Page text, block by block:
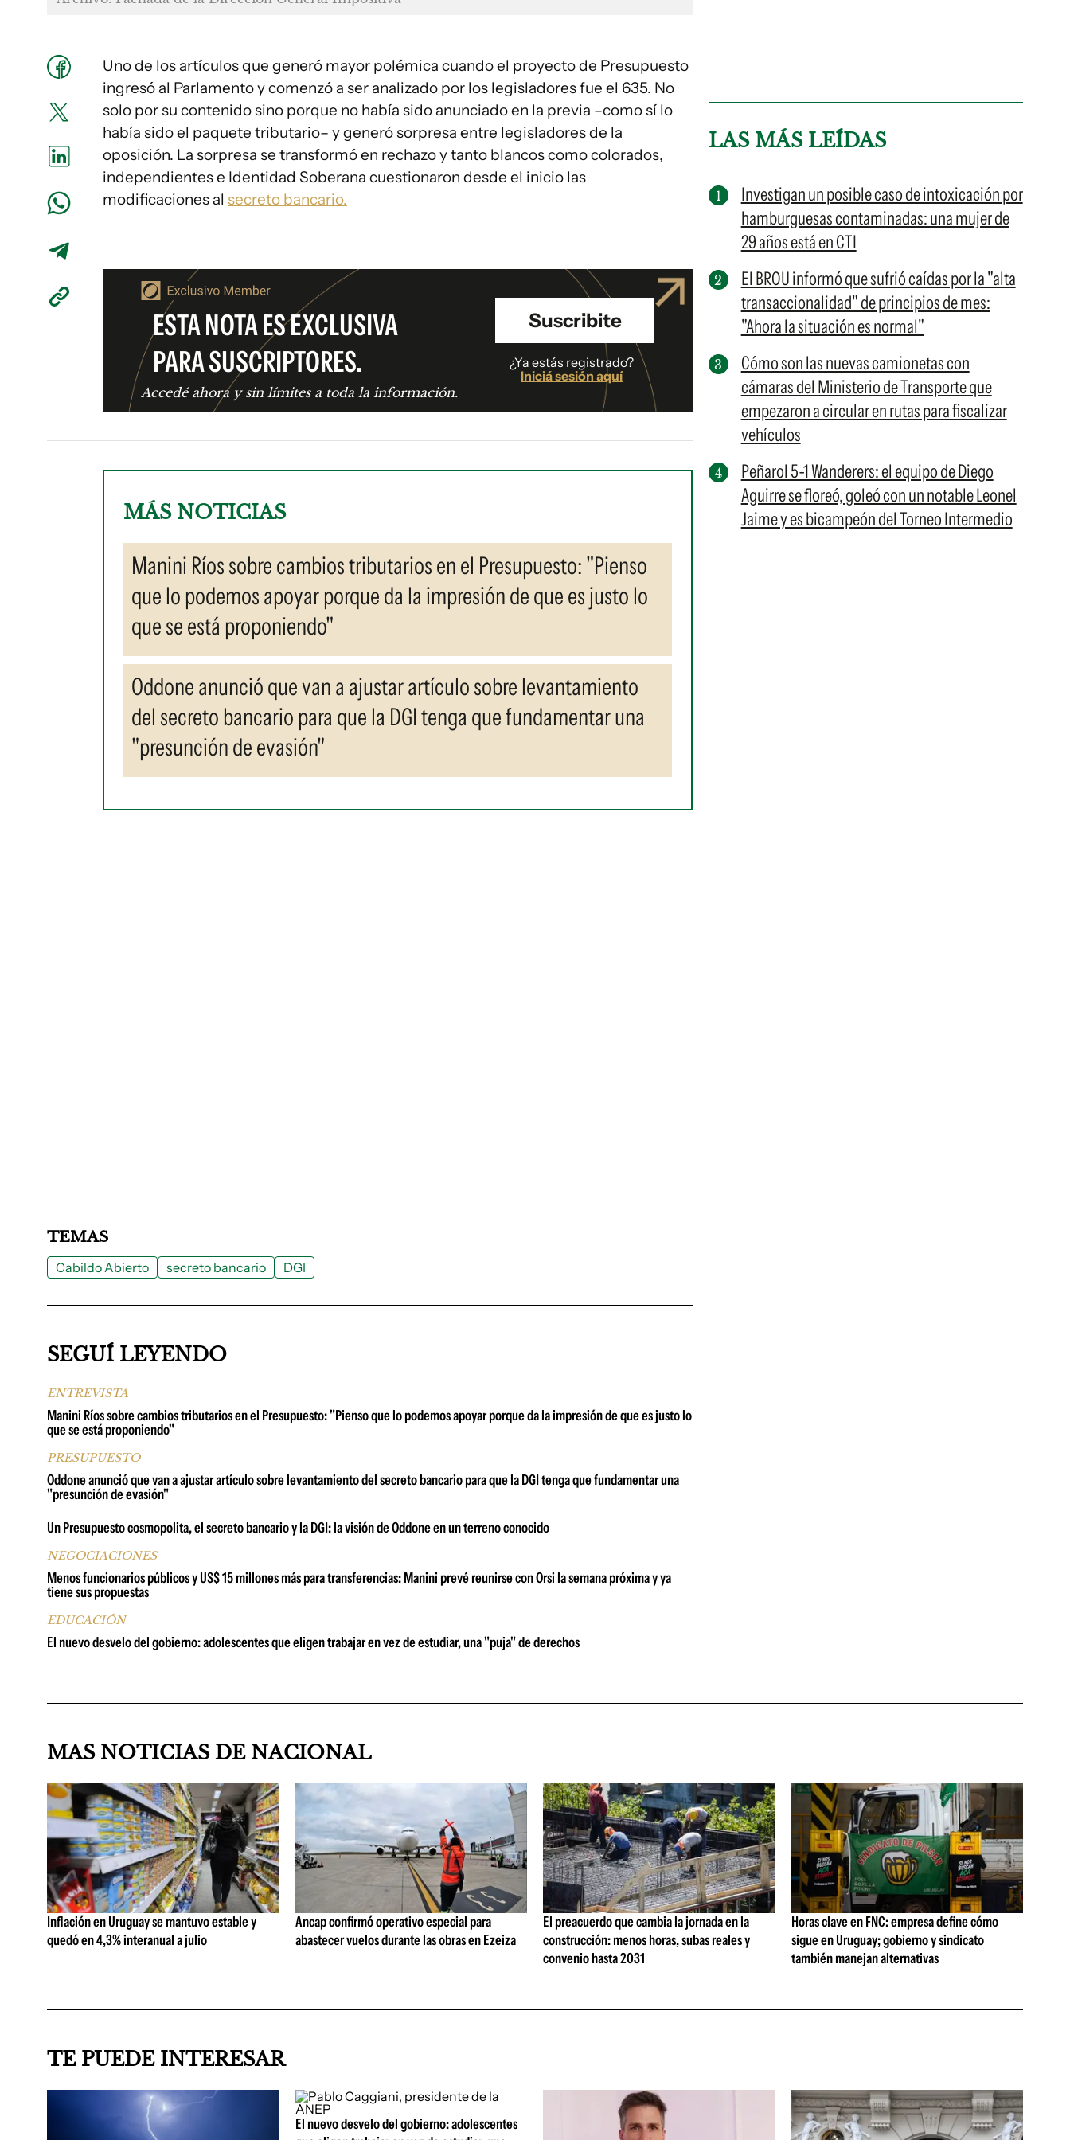
Uno de los artículos que generó mayor polémica cuando el proyecto de Presupuesto
ingresó al Parlamento y comenzó a ser analizado por los legisladores fue el 635. No
solo por su contenido sino porque no había sido anunciado en la previa –como sí lo
había sido el paquete tributario– y generó sorpresa entre legisladores de la
oposición. La sorpresa se transformó en rechazo y tanto blancos como colorados,
independientes e Identidad Soberana cuestionaron desde el inicio las
modificaciones al secreto bancario.
ESTA NOTA ES EXCLUSIVA
PARA SUSCRIPTORES.
Accedé ahora y sin límites a toda la información.
Suscribite
¿Ya estás registrado?
Iniciá sesión aquí
MÁS NOTICIAS
Manini Ríos sobre cambios tributarios en el Presupuesto: "Pienso
que lo podemos apoyar porque da la impresión de que es justo lo
que se está proponiendo"
Oddone anunció que van a ajustar artículo sobre levantamiento
del secreto bancario para que la DGI tenga que fundamentar una
"presunción de evasión"
LAS MÁS LEÍDAS
Investigan un posible caso de intoxicación por
hamburguesas contaminadas: una mujer de
29 años está en CTI
El BROU informó que sufrió caídas por la "alta
transaccionalidad" de principios de mes:
"Ahora la situación es normal"
Cómo son las nuevas camionetas con
cámaras del Ministerio de Transporte que
empezaron a circular en rutas para fiscalizar
vehículos
Peñarol 5-1 Wanderers: el equipo de Diego
Aguirre se floreó, goleó con un notable Leonel
Jaime y es bicampeón del Torneo Intermedio
TEMAS
Cabildo Abierto secreto bancario DGI
SEGUÍ LEYENDO
ENTREVISTA
Manini Ríos sobre cambios tributarios en el Presupuesto: "Pienso que lo podemos apoyar porque da la impresión de que es justo lo
que se está proponiendo"
PRESUPUESTO
Oddone anunció que van a ajustar artículo sobre levantamiento del secreto bancario para que la DGI tenga que fundamentar una
"presunción de evasión"
Un Presupuesto cosmopolita, el secreto bancario y la DGI: la visión de Oddone en un terreno conocido
NEGOCIACIONES
Menos funcionarios públicos y US$ 15 millones más para transferencias: Manini prevé reunirse con Orsi la semana próxima y ya
tiene sus propuestas
EDUCACIÓN
El nuevo desvelo del gobierno: adolescentes que eligen trabajar en vez de estudiar, una "puja" de derechos
MAS NOTICIAS DE NACIONAL
Inflación en Uruguay se mantuvo estable y
quedó en 4,3% interanual a julio
Ancap confirmó operativo especial para
abastecer vuelos durante las obras en Ezeiza
El preacuerdo que cambia la jornada en la
construcción: menos horas, subas reales y
convenio hasta 2031
Horas clave en FNC: empresa define cómo
sigue en Uruguay; gobierno y sindicato
también manejan alternativas
TE PUEDE INTERESAR
El nuevo desvelo del gobierno: adolescentes